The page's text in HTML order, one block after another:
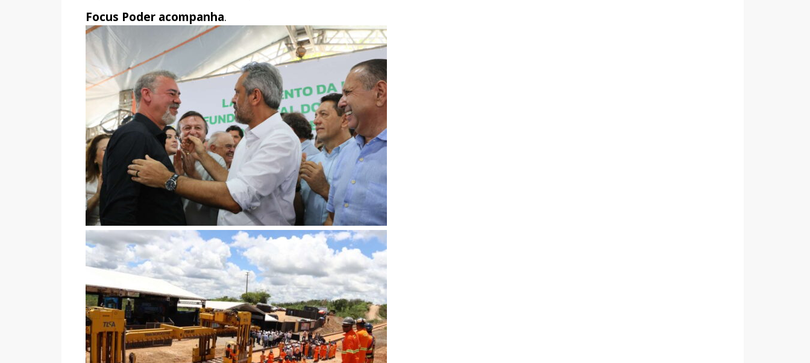
Focus Poder acompanha.